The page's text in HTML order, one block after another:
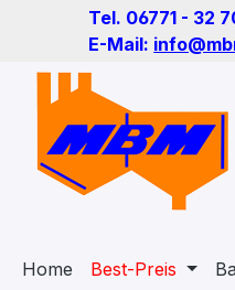
Hauptinhalt springen
Zur Suche springen
Zur Hauptnavigation
Tel. 06771 - 32
E-Mail:
Home Best-Preis